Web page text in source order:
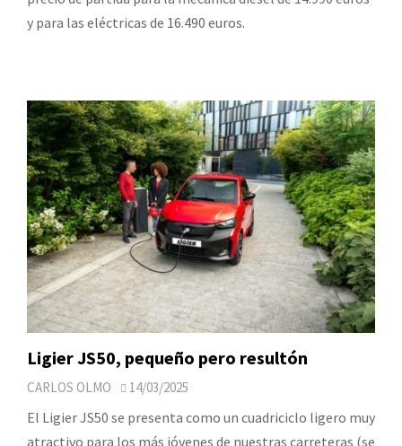
y para las eléctricas de 16.490 euros.
Ligier JS50, pequeño pero resultón
CARLOS OLMO 14/03/2025
El Ligier JS50 se presenta como un cuadriciclo ligero muy
atractivo para los más jóvenes de nuestras carreteras (se